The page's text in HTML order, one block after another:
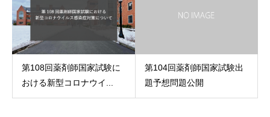
第108回薬剤師国家試験に
おける新型コロナウイ...
第104回薬剤師国家試験出
題予想問題公開